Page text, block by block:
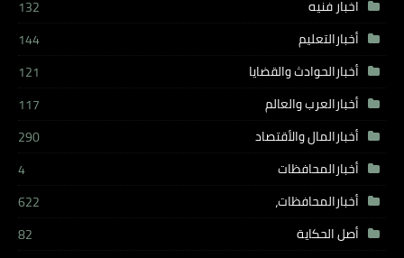
اخبار فنيه
132
أخبارالتعليم
144
أخبارالحوادث والقضايا
121
أخبارالعرب والعالم
117
أخبارالمال والأقتصاد
290
أخبارالمحافظات
4
أخبارالمحافظات،
622
أصل الحكاية
82